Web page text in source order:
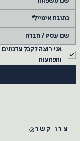
והפתעות
צרו קשר